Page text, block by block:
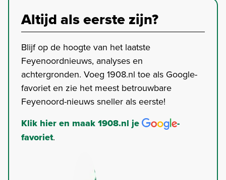
Altijd als eerste zijn?
Blijf op de hoogte van het laatste
Feyenoordnieuws, analyses en
achtergronden. Voeg 1908.nl toe als Google-
favoriet en zie het meest betrouwbare
Feyenoord-nieuws sneller als eerste!
Klik hier en maak 1908.nl je
-
favoriet.